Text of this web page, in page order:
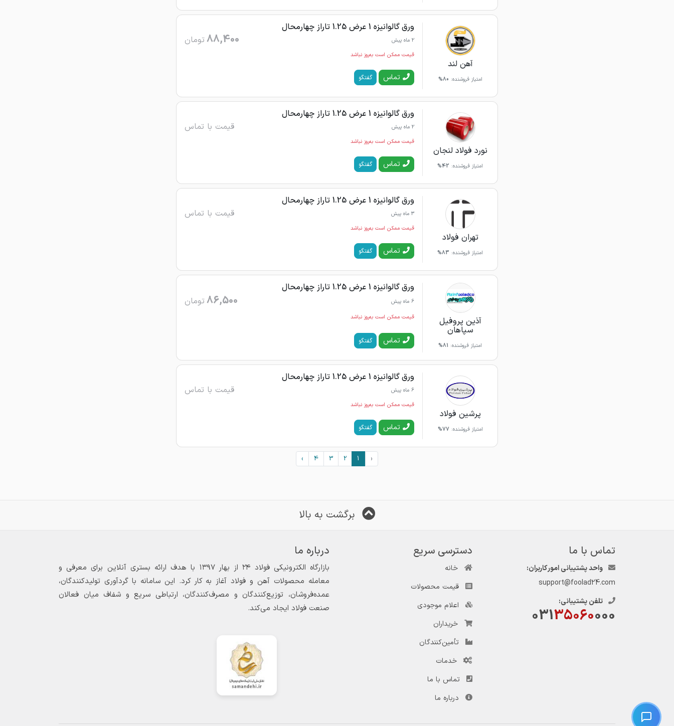
آهن لند
امتیاز فروشنده: 80%
ورق گالوانیزه 1 عرض 1.25 تاراز چهارمحال
2 ماه پیش 88,400 تومان
قیمت ممکن است به‌روز نباشد
تماس گفتگو
نورد فولاد لنجان
امتیاز فروشنده: 42%
ورق گالوانیزه 1 عرض 1.25 تاراز چهارمحال
2 ماه پیش قیمت با تماس
قیمت ممکن است به‌روز نباشد
تماس گفتگو
تهران فولاد
امتیاز فروشنده: 83%
ورق گالوانیزه 1 عرض 1.25 تاراز چهارمحال
3 ماه پیش قیمت با تماس
قیمت ممکن است به‌روز نباشد
تماس گفتگو
آذین پروفیل
سپاهان
امتیاز فروشنده: 81%
ورق گالوانیزه 1 عرض 1.25 تاراز چهارمحال
6 ماه پیش 86,500 تومان
قیمت ممکن است به‌روز نباشد
تماس گفتگو
پرشین فولاد
امتیاز فروشنده: 77%
ورق گالوانیزه 1 عرض 1.25 تاراز چهارمحال
6 ماه پیش قیمت با تماس
قیمت ممکن است به‌روز نباشد
تماس گفتگو
‹
1
2
3
4
›
برگشت به بالا
تماس با ما
واحد پشتیبانی امور کاربران:
support@foolad24.com
تلفن پشتیبانی:
03135060000
دسترسی سریع
خانه
قیمت محصولات
اعلام موجودی
خریداران
تأمین‌کنندگان
خدمات
تماس با ما
درباره ما
درباره ما
بازارگاه الکترونیکی فولاد ۲۴ از بهار ۱۳۹۷ با هدف ارائه بستری آنلاین برای معرفی و
معامله محصولات آهن و فولاد آغاز به کار کرد. این سامانه با گردآوری تولیدکنندگان،
عمده‌فروشان، توزیع‌کنندگان و مصرف‌کنندگان، ارتباطی سریع و شفاف میان فعالان
صنعت فولاد ایجاد می‌کند.